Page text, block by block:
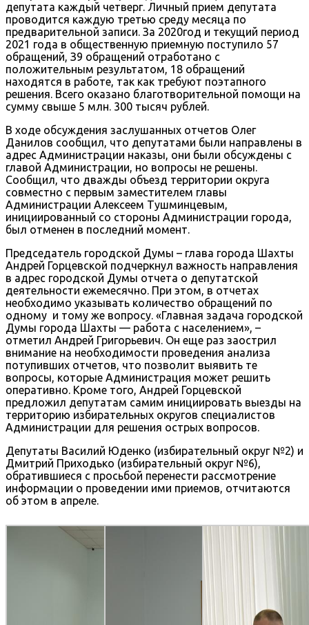
депутата каждый четверг. Личный прием депутата
проводится каждую третью среду месяца по
предварительной записи. За 2020год и текущий период
2021 года в общественную приемную поступило 57
обращений, З9 обращений отработано с
положительным результатом, 18 обращений
находятся в работе, так как требуют поэтапного
решения. Всего оказано благотворительной помощи на
сумму свыше 5 млн. 300 тысяч рублей.
В ходе обсуждения заслушанных отчетов Олег
Данилов сообщил, что депутатами были направлены в
адрес Администрации наказы, они были обсуждены с
главой Администрации, но вопросы не решены.
Сообщил, что дважды объезд территории округа
совместно с первым заместителем главы
Администрации Алексеем Тушминцевым,
инициированный со стороны Администрации города,
был отменен в последний момент.
Председатель городской Думы – глава города Шахты
Андрей Горцевской подчеркнул важность направления
в адрес городской Думы отчета о депутатской
деятельности ежемесячно. При этом, в отчетах
необходимо указывать количество обращений по
одному и тому же вопросу. «Главная задача городской
Думы города Шахты — работа с населением», –
отметил Андрей Григорьевич. Он еще раз заострил
внимание на необходимости проведения анализа
потупивших отчетов, что позволит выявить те
вопросы, которые Администрация может решить
оперативно. Кроме того, Андрей Горцевской
предложил депутатам самим инициировать выезды на
территорию избирательных округов специалистов
Администрации для решения острых вопросов.
Депутаты Василий Юденко (избирательный округ №2) и
Дмитрий Приходько (избирательный округ №6),
обратившиеся с просьбой перенести рассмотрение
информации о проведении ими приемов, отчитаются
об этом в апреле.